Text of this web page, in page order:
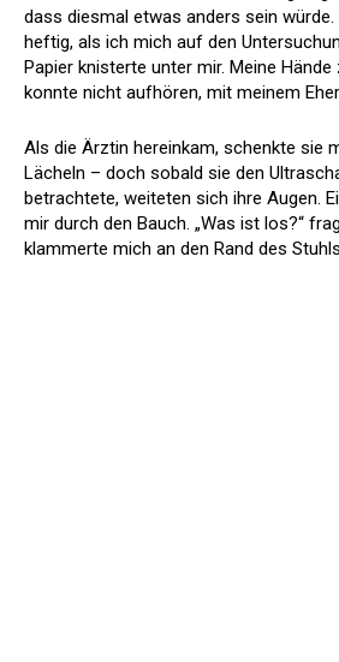
dass diesmal etwas anders sein
heftig, als ich mich auf den
Papier knisterte unter mir. Meine
konnte nicht aufhören, mit meinem
Als die Ärztin hereinkam, schenkte sie
Lächeln – doch sobald sie den
betrachtete, weiteten sich ihre Augen.
mir durch den Bauch. „Was ist los?“
klammerte mich an den Rand des